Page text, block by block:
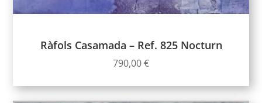
Ràfols Casamada – Ref. 825 Nocturn
790,00€